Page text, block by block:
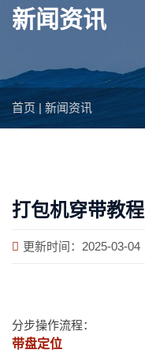
新闻资讯
首页 | 新闻资讯
打包机穿带教程
更新时间：2025-03-04
分步操作流程：
带盘定位